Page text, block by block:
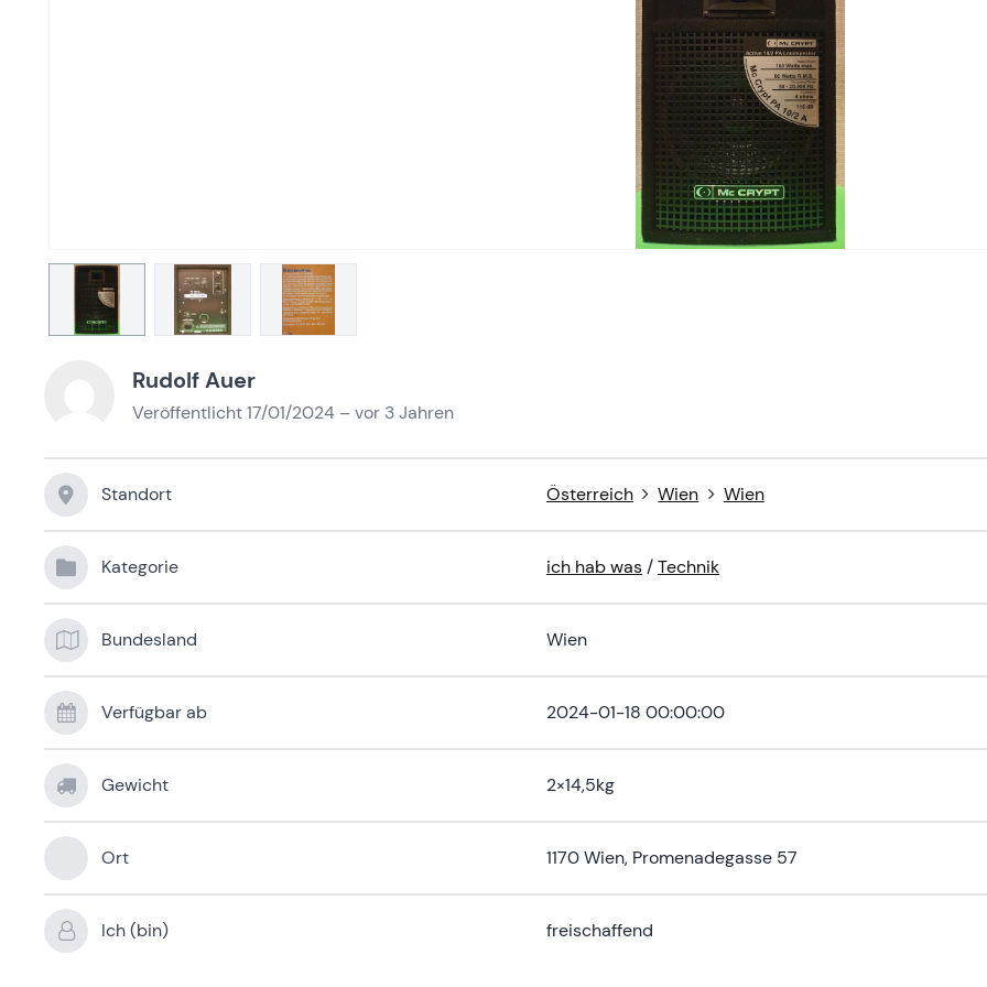
Rudolf Auer
Veröffentlicht 17/01/2024 – vor 3 Jahren
Standort Österreich Wien Wien
Kategorie ich hab was /Technik
Bundesland Wien
Verfügbar ab 2024-01-18 00:00:00
Gewicht 2×14,5kg
Ort 1170 Wien, Promenadegasse 57
Ich (bin) freischaffend